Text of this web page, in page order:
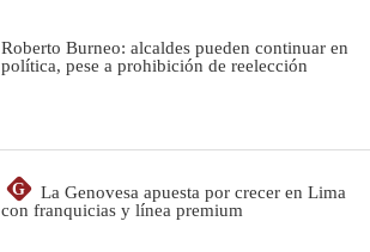
Roberto Burneo: alcaldes pueden continuar en
política, pese a prohibición de reelección
G
La Genovesa apuesta por crecer en Lima
con franquicias y línea premium